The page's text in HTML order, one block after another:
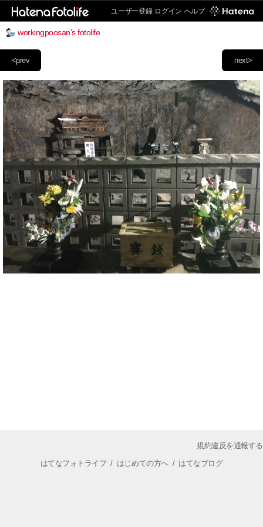
ユーザー登録 ログイン ヘルプ
workingpoosan's fotolife
next>
<prev
規約違反を通報する
はてなフォトライフ / はじめての方へ/ はてなブログ